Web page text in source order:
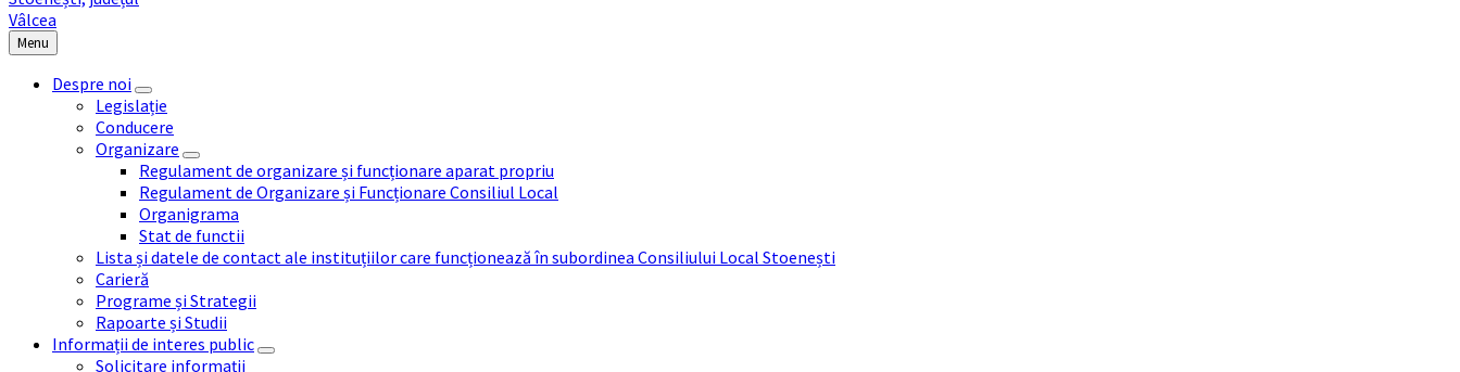
Menu
Despre noi
Legislație
Conducere
Organizare
Regulament de organizare și funcționare aparat propriu
Regulament de Organizare și Funcționare Consiliul Local
Organigrama
Stat de functii
Lista și datele de contact ale instituțiilor care funcționează în subordinea Consiliului Local Stoenești
Carieră
Programe și Strategii
Rapoarte și Studii
Informații de interes public
Solicitare informații